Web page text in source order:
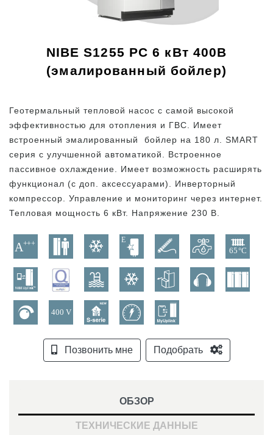
NIBE S1255 PC 6 кВт 400В
(эмалированный бойлер)
Геотермальный тепловой насос с самой высокой
эффективностью для отопления и ГВС. Имеет
встроенный эмалированный бойлер на 180 л. SMART
серия с улучшенной автоматикой. Встроенное
пассивное охлаждение. Имеет возможность расширять
функционал (с доп. аксессуарами). Инверторный
компрессор. Управление и мониторинг через интернет.
Тепловая мощность 6 кВт. Напряжение 230 В.
Позвонить мне Подобрать
ОБЗОР
ТЕХНИЧЕСКИЕ ДАННЫЕ